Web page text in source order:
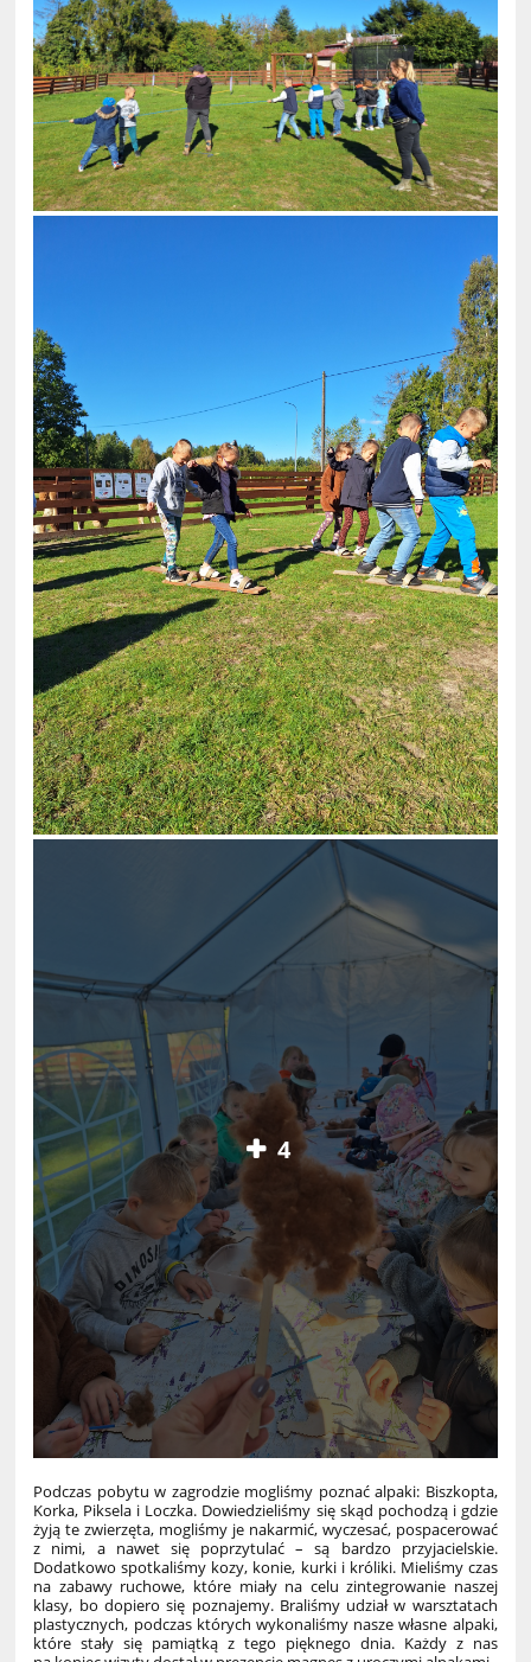
4
Podczas pobytu w zagrodzie mogliśmy poznać alpaki: Biszkopta,
Korka, Piksela i Loczka. Dowiedzieliśmy się skąd pochodzą i gdzie
żyją te zwierzęta, mogliśmy je nakarmić, wyczesać, pospacerować
z nimi, a nawet się poprzytulać – są bardzo przyjacielskie.
Dodatkowo spotkaliśmy kozy, konie, kurki i króliki. Mieliśmy czas
na zabawy ruchowe, które miały na celu zintegrowanie naszej
klasy, bo dopiero się poznajemy. Braliśmy udział w warsztatach
plastycznych, podczas których wykonaliśmy nasze własne alpaki,
które stały się pamiątką z tego pięknego dnia. Każdy z nas